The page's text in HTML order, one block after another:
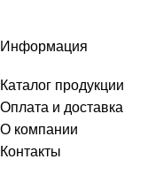
Информация
Каталог продукции
Оплата и доставка
О компании
Контакты